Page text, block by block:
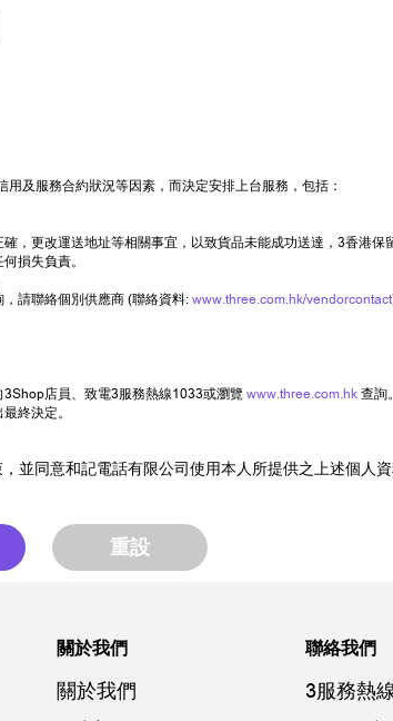
及服務合約狀況等因素，而決定安排上台服務，包括：
，更改運送地址等相關事宜，以致貨品未能成功送達，3香港保
損失負責。
請聯絡個別供應商 (聯絡資料: www.three.com.hk/vendorcontact
店員、致電3服務熱線1033或瀏覽 www.three.com.hk 查詢。
終決定。
同意和記電話有限公司使用本人所提供之上述個人資
重設
關於我們
關於我們
聯絡我們
3服務熱